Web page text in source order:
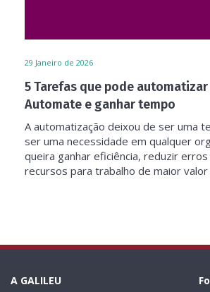
29 Janeiro de 2026
5 Tarefas que pode
Automate e ganhar tempo
A automatização deixou de ser uma
ser uma necessidade em qualquer
queira ganhar eficiência, reduzir
recursos para trabalho de maior
A GALILEU